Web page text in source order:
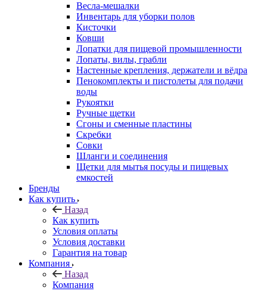
Весла-мешалки
Инвентарь для уборки полов
Кисточки
Ковши
Лопатки для пищевой промышленности
Лопаты, вилы, грабли
Настенные крепления, держатели и вёдра
Пенокомплекты и пистолеты для подачи
воды
Рукоятки
Ручные щетки
Сгоны и сменные пластины
Скребки
Совки
Шланги и соединения
Щетки для мытья посуды и пищевых
емкостей
Бренды
Как купить
Назад
Как купить
Условия оплаты
Условия доставки
Гарантия на товар
Компания
Назад
Компания